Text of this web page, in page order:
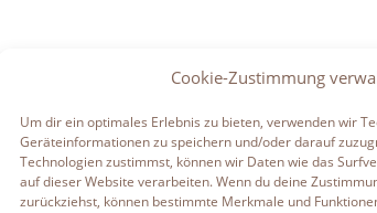
Cookie-Zustimmung
Um dir ein optimales Erlebnis zu bieten, verwenden wir
Geräteinformationen zu speichern und/oder darauf
Technologien zustimmst, können wir Daten wie das
auf dieser Website verarbeiten. Wenn du deine
zurückziehst, können bestimmte Merkmale und